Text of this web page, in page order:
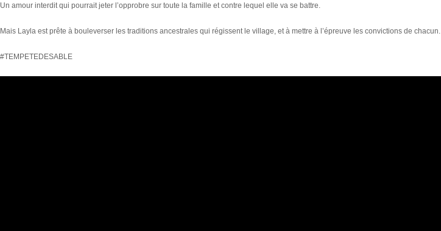
Un amour interdit qui pourrait jeter l’opprobre sur toute la famille et contre lequel elle va se battre.
Mais Layla est prête à bouleverser les traditions ancestrales qui régissent le village, et à mettre à l’épreuve les convictions de chacun.
#TEMPETEDESABLE